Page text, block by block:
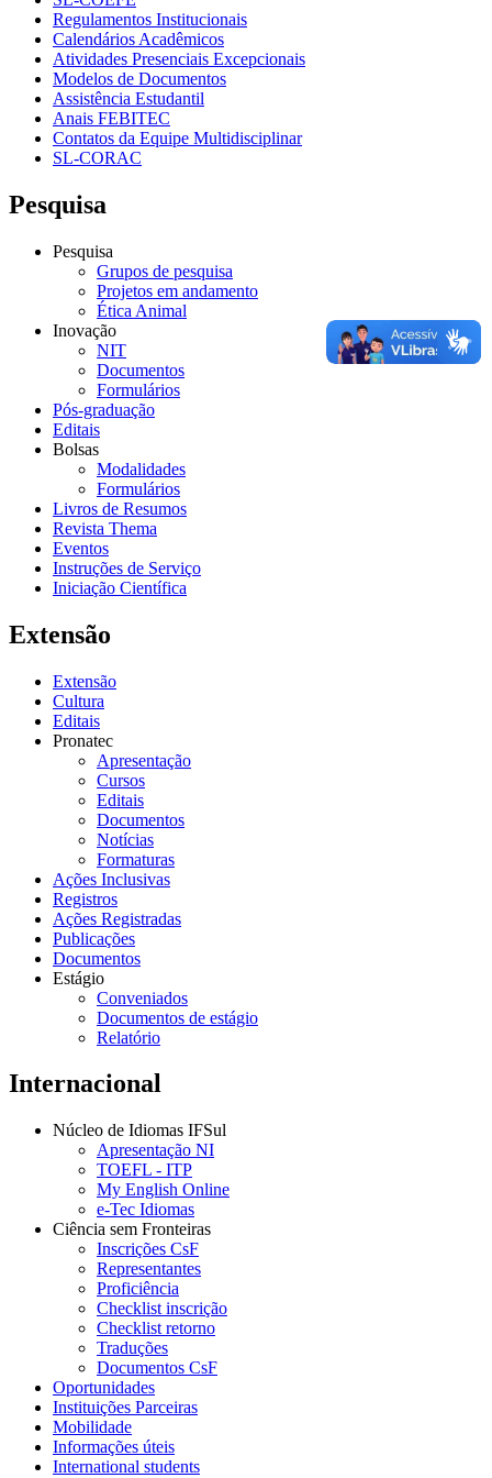
Regulamentos Institucionais
Calendários Acadêmicos
Atividades Presenciais Excepcionais
Modelos de Documentos
Assistência Estudantil
Anais FEBITEC
Contatos da Equipe Multidisciplinar
SL-CORAC
Pesquisa
Pesquisa
Grupos de pesquisa
Projetos em andamento
Ética Animal
Inovação
NIT
Documentos
Formulários
Pós-graduação
Editais
Bolsas
Modalidades
Formulários
Livros de Resumos
Revista Thema
Eventos
Instruções de Serviço
Iniciação Científica
Extensão
Extensão
Cultura
Editais
Pronatec
Apresentação
Cursos
Editais
Documentos
Notícias
Formaturas
Ações Inclusivas
Registros
Ações Registradas
Publicações
Documentos
Estágio
Conveniados
Documentos de estágio
Relatório
Internacional
Núcleo de Idiomas IFSul
Apresentação NI
TOEFL - ITP
My English Online
e-Tec Idiomas
Ciência sem Fronteiras
Inscrições CsF
Representantes
Proficiência
Checklist inscrição
Checklist retorno
Traduções
Documentos CsF
Oportunidades
Instituições Parceiras
Mobilidade
Informações úteis
International students